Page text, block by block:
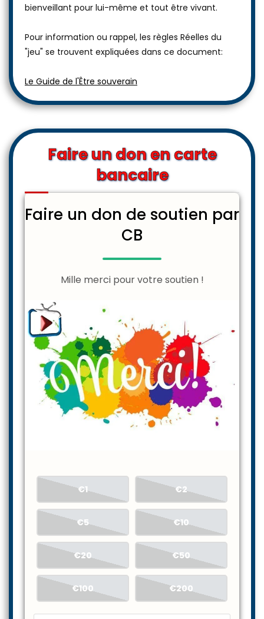
bienveillant pour lui-même et tout être vivant.
Pour information ou rappel, les règles Réelles du
"jeu" se trouvent expliquées dans ce document:
Le Guide de l'Être souverain
Faire un don en carte
bancaire
Faire un don de soutien par
CB
Mille merci pour votre soutien !
€1 €2
€5 €10
€20 €50
€100 €200